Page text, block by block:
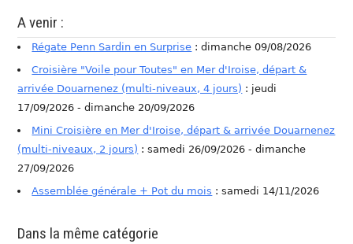
A venir :
Régate Penn Sardin en Surprise : dimanche 09/08/2026
Croisière "Voile pour Toutes" en Mer d'Iroise, départ &
arrivée Douarnenez (multi-niveaux, 4 jours) : jeudi
17/09/2026 - dimanche 20/09/2026
Mini Croisière en Mer d'Iroise, départ & arrivée Douarnenez
(multi-niveaux, 2 jours) : samedi 26/09/2026 - dimanche
27/09/2026
Assemblée générale + Pot du mois : samedi 14/11/2026
Dans la même catégorie